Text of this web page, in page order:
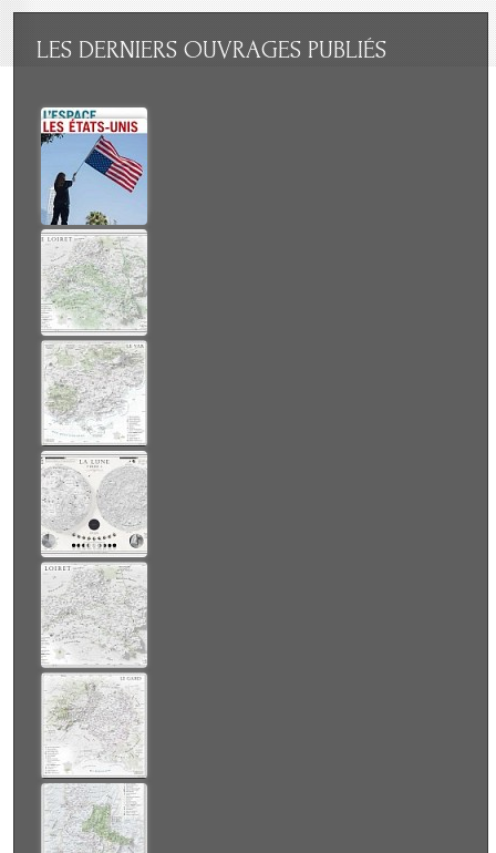
LES DERNIERS OUVRAGES PUBLIÉS